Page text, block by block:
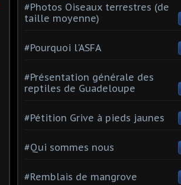
#Photos Oiseaux terrestres (de
taille moyenne)
#Pourquoi l'ASFA
#Présentation générale des
reptiles de Guadeloupe
#Pétition Grive à pieds jaunes
#Qui sommes nous
#Remblais de mangrove